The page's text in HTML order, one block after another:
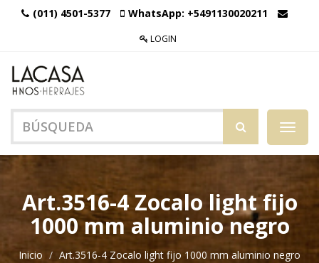
(011) 4501-5377 WhatsApp: +5491130020211
LOGIN
Menú
de
Art.3516-4 Zocalo light fijo
1000 mm aluminio negro
Inicio Art.3516-4 Zocalo light fijo 1000 mm aluminio negro